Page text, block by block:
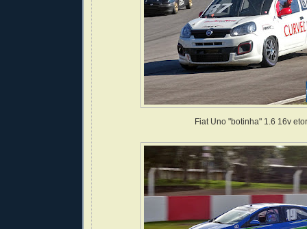
Fiat Uno "botinha" 1.6 16v